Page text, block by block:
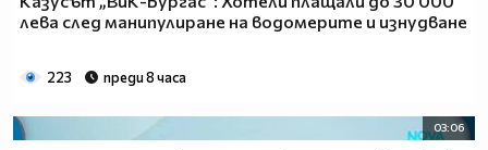
лева след манипулиране на водомерите и изнудване
223 преди 8 часа
03:06